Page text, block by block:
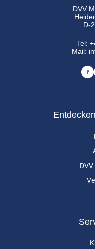
DVV
D-
Tel:
Mail: